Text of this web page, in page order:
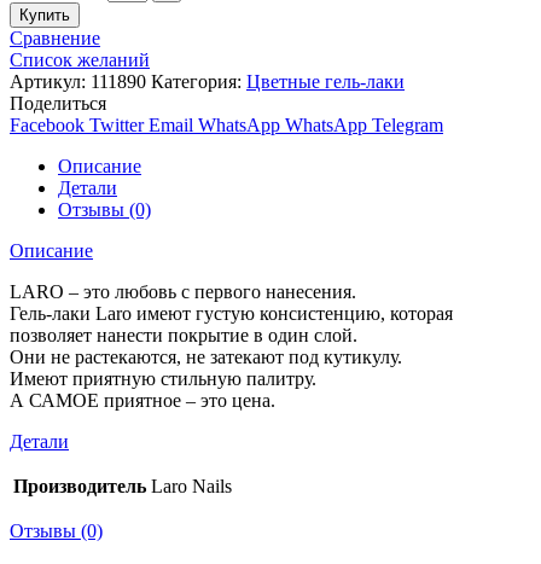
Купить
Сравнение
Список желаний
Артикул: 111890 Категория: Цветные гель-лаки
Поделиться
Facebook Twitter Email WhatsApp WhatsApp Telegram
Описание
Детали
Отзывы (0)
Описание
LARO – это любовь с первого нанесения.
Гель-лаки Laro имеют густую консистенцию, которая
позволяет нанести покрытие в один слой.
Они не растекаются, не затекают под кутикулу.
Имеют приятную стильную палитру.
А САМОЕ приятное – это цена.
Детали
Производитель Laro Nails
Отзывы (0)